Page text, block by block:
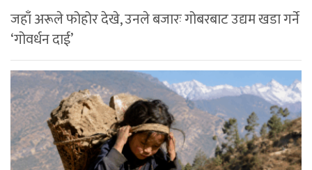
जहाँ अरूले फोहोर देखे, उनले बजारः गोबरबाट उद्यम खडा गर्ने
‘गोवर्धन दाई’